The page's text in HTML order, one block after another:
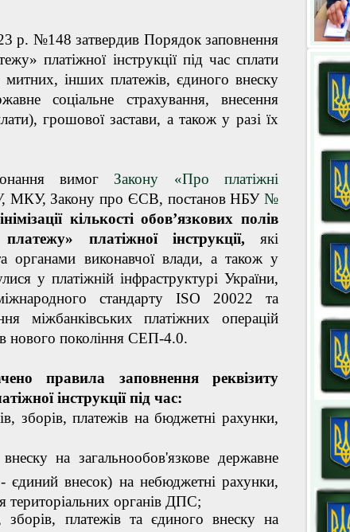
р. №148 затвердив Порядок заповнення
платіжної інструкції під час сплати
митних, інших платежів, єдиного внеску
соціальне страхування, внесення
грошової застави, а також у разі їх
вимог Закону «Про платіжні
МКУ, Закону про ЄСВ, постанов НБУ №
кількості обов’язкових полів
платіжної інструкції, які
органами виконавчої влади, а також у
у платіжній інфраструктурі України,
стандарту ISO 20022 та
міжбанківських платіжних операцій
нового покоління СЕП-4.0.
правила заповнення реквізиту
інструкції під час:
зборів, платежів на бюджетні рахунки,
на загальнообов'язкове державне
- єдиний внесок) на небюджетні рахунки,
територіальних органів ДПС;
зборів, платежів та єдиного внеску на